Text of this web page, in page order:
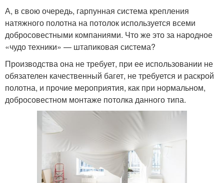
А, в свою очередь, гарпунная система крепления
натяжного полотна на потолок используется всеми
добросовестными компаниями. Что же это за народное
«чудо техники» — штапиковая система?
Производства она не требует, при ее использовании не
обязателен качественный багет, не требуется и раскрой
полотна, и прочие мероприятия, как при нормальном,
добросовестном монтаже потолка данного типа.